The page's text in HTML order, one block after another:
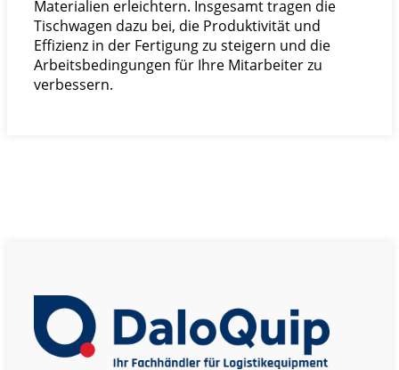
Materialien erleichtern. Insgesamt tragen die
Tischwagen dazu bei, die Produktivität und
Effizienz in der Fertigung zu steigern und die
Arbeitsbedingungen für Ihre Mitarbeiter zu
verbessern.